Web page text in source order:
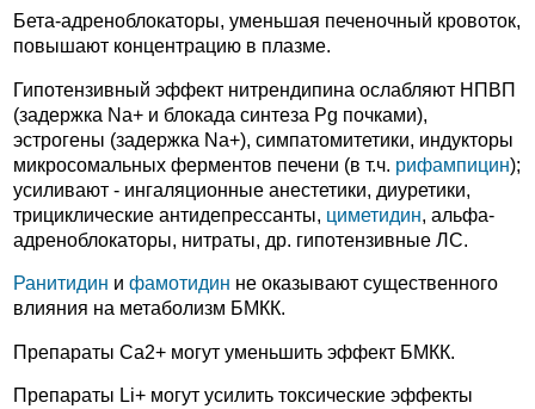
Бета-адреноблокаторы, уменьшая печеночный кровоток,
повышают концентрацию в плазме.
Гипотензивный эффект нитрендипина ослабляют НПВП
(задержка Na+ и блокада синтеза Pg почками),
эстрогены (задержка Na+), симпатомитетики, индукторы
микросомальных ферментов печени (в т.ч. рифампицин);
усиливают - ингаляционные анестетики, диуретики,
трициклические антидепрессанты, циметидин, альфа-
адреноблокаторы, нитраты, др. гипотензивные ЛС.
Ранитидин и фамотидин не оказывают существенного
влияния на метаболизм БМКК.
Препараты Ca2+ могут уменьшить эффект БМКК.
Препараты Li+ могут усилить токсические эффекты